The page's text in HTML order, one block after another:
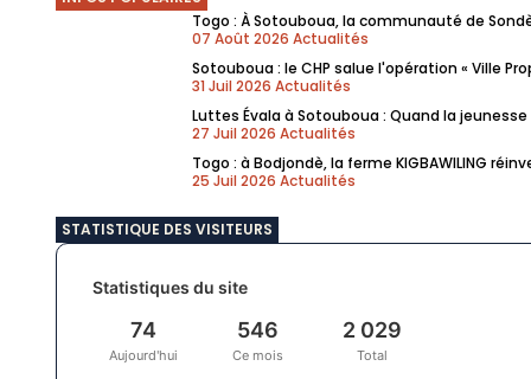
Togo : À Sotouboua, la communauté de
07 Août 2026 Actualités
Sotouboua : le CHP salue l'opération « Ville
31 Juil 2026 Actualités
Luttes Évala à Sotouboua : Quand la
27 Juil 2026 Actualités
Togo : à Bodjondè, la ferme KIGBAWILING
25 Juil 2026 Actualités
STATISTIQUE DES VISITEURS
Statistiques du site
74
Aujourd'hui
546
Ce mois
2 029
Total